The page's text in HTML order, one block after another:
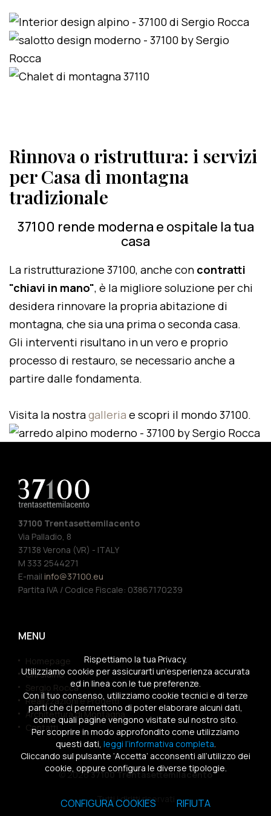
Rinnova o ristruttura: i servizi
per Casa di montagna
tradizionale
37100 rende moderna e ospitale la tua
casa
La ristrutturazione 37100, anche con contratti
"chiavi in mano", è la migliore soluzione per chi
desidera rinnovare la propria abitazione di
montagna, che sia una prima o seconda casa.
Gli interventi risultano in un vero e proprio
processo di restauro, se necessario anche a
partire dalle fondamenta.
Visita la nostragalleria e scopri il mondo 37100.
37100 Trentasettemilacento
Via Palladio, 8
37138 Verona (VR) - ITALY
M 333 2544271
E-mail info@37100.eu
Partita IVA / Codice Fiscale: 03867170239
MENU
Homepage
Chi siamo
Sergio Rocca
Realizzazioni e Progetti
Architettura di Montagna
Contatti
© 202637100 Trentasettemilacento
Tutti i diritti riservati
Rispettiamo la tua Privacy.
Utilizziamo cookie per assicurarti un’esperienza accurata
ed in linea con le tue preferenze.
Con il tuo consenso, utilizziamo cookie tecnici e di terze
parti che ci permettono di poter elaborare alcuni dati,
come quali pagine vengono visitate sul nostro sito.
Per scoprire in modo approfondito come utilizziamo
questi dati, leggi l’informativa completa.
Cliccando sul pulsante ‘Accetta’ acconsenti all’utilizzo dei
cookie, oppure configura le diverse tipologie.
CONFIGURA COOKIES RIFIUTA